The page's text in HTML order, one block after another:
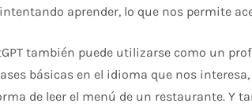
aprender, lo que nos permite
también puede utilizarse como un
básicas en el idioma que nos
de leer el menú de un restaurante. Y